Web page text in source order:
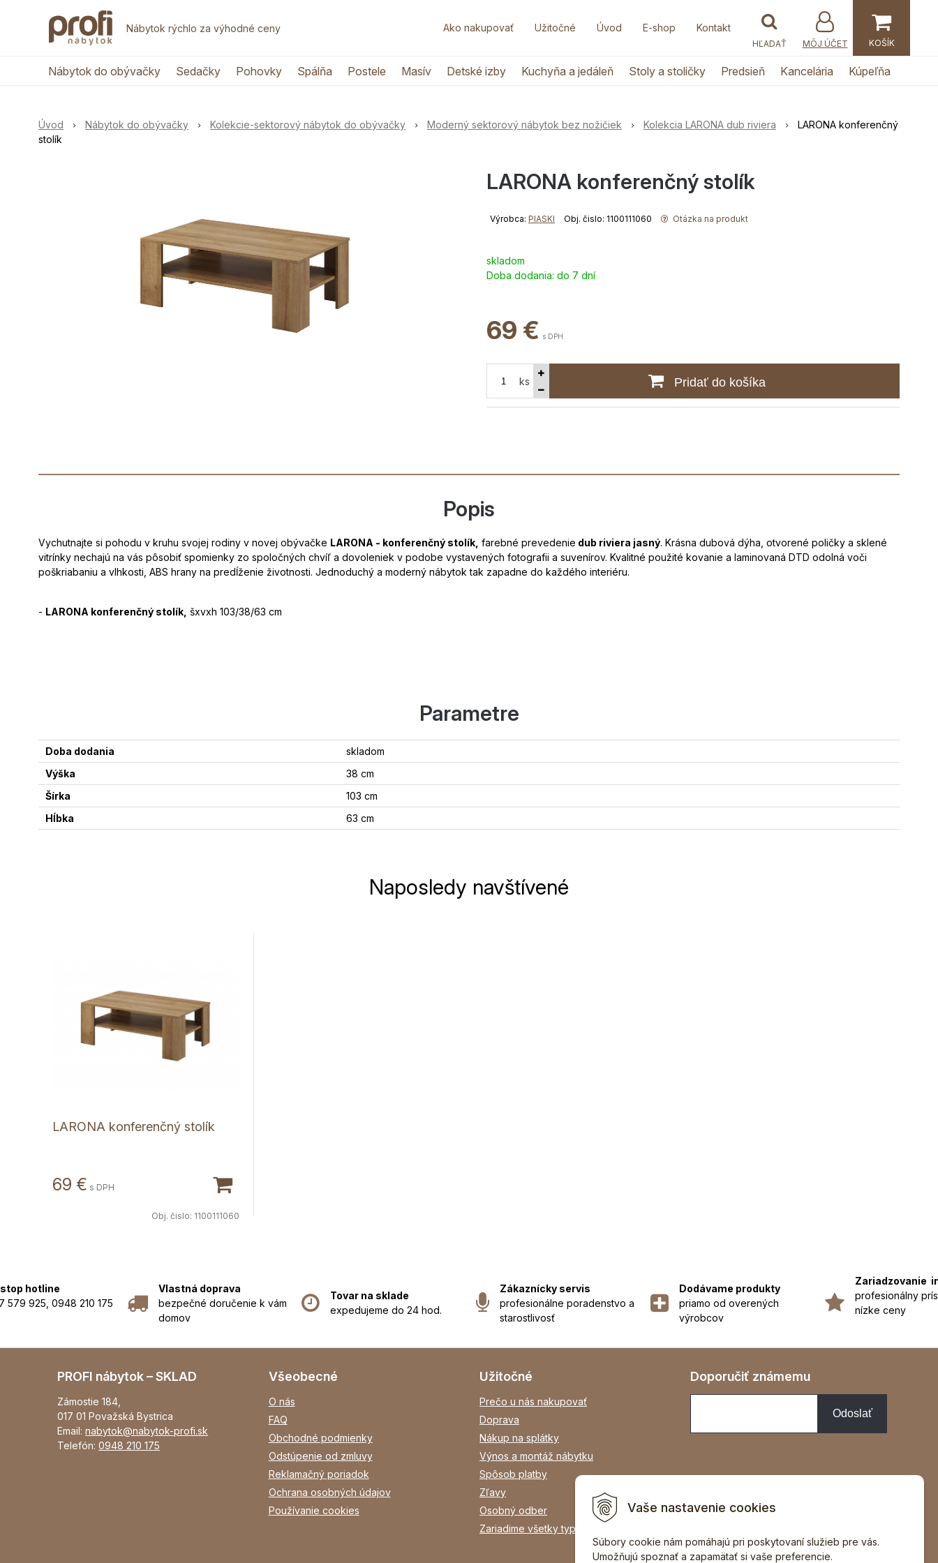
Vaše nastavenie cookies
Súbory cookie nám pomáhajú pri poskytovaní služieb pre vás.
Umožňujú spoznať a zapamätať si vaše preferencie.
Nábytok rýchlo za výhodné ceny Ako nakupovať Užitočné Úvod E-shop Kontakt
MÔJ ÚČET
Nábytok do obývačky Sedačky Pohovky Spálňa Postele Masív Detské izby Kuchyňa a jedáleň Stoly a stoličky Predsieň Kancelária Kúpeľňa
Úvod Nábytok do obývačky Kolekcie-sektorový nábytok do obývačky Moderný sektorový nábytok bez nožičiek Kolekcia LARONA dub riviera
LARONA konferenčný
stolík
LARONA konferenčný stolík
Výrobca: PIASKI Obj. čislo: 1100111060 Otázka na produkt
skladom
Doba dodania: do 7 dní
69 € s DPH
ks Pridať do košíka
Popis
Vychutnajte si pohodu v kruhu svojej rodiny v novej obývačke LARONA - konferenčný stolík, farebné prevedenie dub riviera jasný. Krásna dubová dýha, otvorené poličky a sklené
vitrínky nechajú na vás pôsobiť spomienky zo spoločných chvíľ a dovoleniek v podobe vystavených fotografii a suvenírov. Kvalitné použité kovanie a laminovaná DTD odolná voči
poškriabaniu a vlhkosti, ABS hrany na predĺženie životnosti. Jednoduchý a moderný nábytok tak zapadne do každého interiéru.
- LARONA konferenčný stolík, šxvxh 103/38/63 cm
Parametre
Doba dodania
skladom
Výška
38 cm
Šírka
103 cm
Hĺbka
63 cm
Naposledy navštívené
LARONA konferenčný stolík
69 € s DPH
Obj. čislo: 1100111060
hotline
579 925, 0948 210 175
Vlastná doprava
bezpečné doručenie k vám
domov
Tovar na sklade
expedujeme do 24 hod.
Zákaznícky servis
profesionálne poradenstvo a
starostlivosť
Dodávame produkty
priamo od overených
výrobcov
Zariadzovanie
profesionálny
nízke ceny
PROFI nábytok – SKLAD
Zámostie 184,
017 01 Považská Bystrica
Email:nabytok@nabytok-profi.sk
Telefón:0948 210 175
Všeobecné
O nás
FAQ
Obchodné podmienky
Odstúpenie od zmluvy
Reklamačný poriadok
Ochrana osobných údajov
Používanie cookies
Užitočné
Prečo u nás nakupovať
Doprava
Nákup na splátky
Výnos a montáž nábytku
Spôsob platby
Zľavy
Osobný odber
Zariadime všetky typy interiérov
Doporučiť známemu